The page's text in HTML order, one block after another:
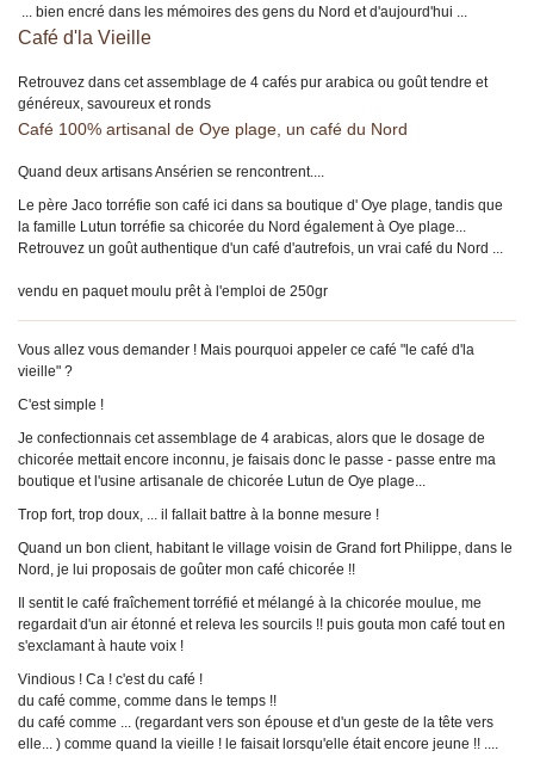
... bien encré dans les mémoires des gens du Nord et d'aujourd'hui ...
Café d'la Vieille
Retrouvez dans cet assemblage de 4 cafés pur arabica ou goût tendre et
généreux, savoureux et ronds
Café 100% artisanal de Oye plage, un café du Nord
Quand deux artisans Ansérien se rencontrent....
Le père Jaco torréfie son café ici dans sa boutique d' Oye plage, tandis que
la famille Lutun torréfie sa chicorée du Nord également à Oye plage...
Retrouvez un goût authentique d'un café d'autrefois, un vrai café du Nord ...
vendu en paquet moulu prêt à l'emploi de 250gr
Vous allez vous demander ! Mais pourquoi appeler ce café "le café d'la
vieille" ?
C'est simple !
Je confectionnais cet assemblage de 4 arabicas, alors que le dosage de
chicorée mettait encore inconnu, je faisais donc le passe - passe entre ma
boutique et l'usine artisanale de chicorée Lutun de Oye plage...
Trop fort, trop doux, ... il fallait battre à la bonne mesure !
Quand un bon client, habitant le village voisin de Grand fort Philippe, dans le
Nord, je lui proposais de goûter mon café chicorée !!
Il sentit le café fraîchement torréfié et mélangé à la chicorée moulue, me
regardait d'un air étonné et releva les sourcils !! puis gouta mon café tout en
s'exclamant à haute voix !
Vindious ! Ca ! c'est du café !
du café comme, comme dans le temps !!
du café comme ... (regardant vers son épouse et d'un geste de la tête vers
elle... ) comme quand la vieille ! le faisait lorsqu'elle était encore jeune !! ....